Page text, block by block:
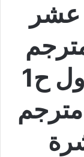
عشر
الحلقة 1 مترجم
كامل الموسم الاول ح1